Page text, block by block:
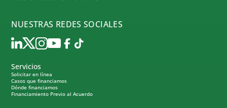
NUESTRAS REDES SOCIALES
Servicios
Solicitar en línea
Casos que financiamos
Dónde financiamos
Financiamiento Previo al Acuerdo